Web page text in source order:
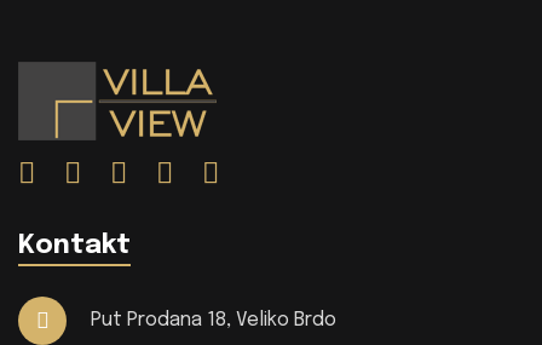
Kontakt
Put Prodana 18, Veliko Brdo